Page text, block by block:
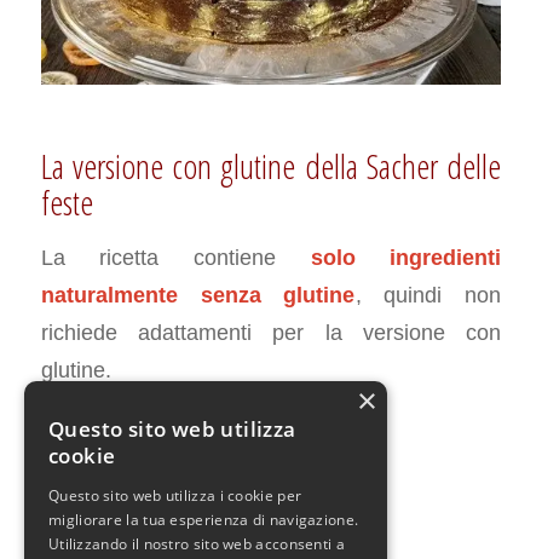
La versione con glutine della Sacher delle
feste
La ricetta contiene solo ingredienti
naturalmente senza glutine, quindi non
richiede adattamenti per la versione con
glutine.
DICEMBRE 22, 2019 / 0 COMMENTI / DA
×
Questo sito web utilizza
cookie
Questo sito web utilizza i cookie per
migliorare la tua esperienza di navigazione.
Utilizzando il nostro sito web acconsenti a